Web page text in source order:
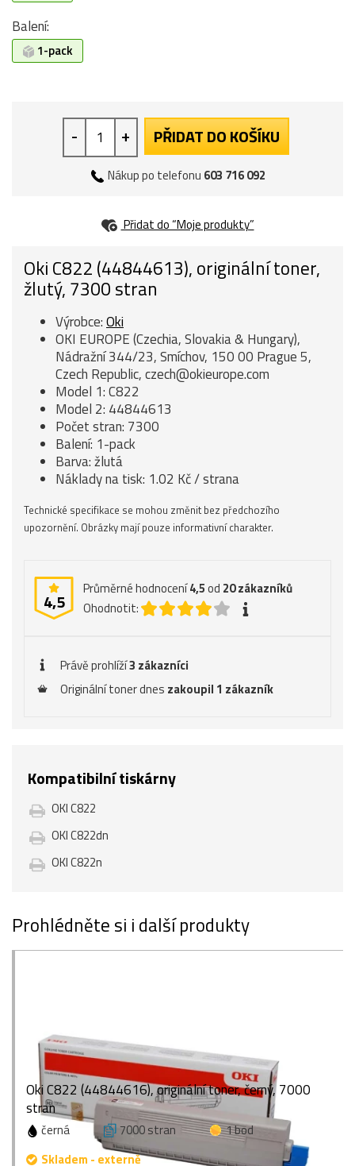
Balení:
1-pack
- + PŘIDAT DO KOŠÍKU
Nákup po telefonu 603 716 092
Přidat do “Moje produkty”
Oki C822 (44844613), originální toner,
žlutý, 7300 stran
Výrobce:Oki
OKI EUROPE (Czechia, Slovakia & Hungary),
Nádražní 344/23, Smíchov, 150 00 Prague 5,
Czech Republic, czech@okieurope.com
Model 1: C822
Model 2: 44844613
Počet stran: 7300
Balení: 1-pack
Barva: žlutá
Náklady na tisk: 1.02 Kč / strana
Technické specifikace se mohou změnit bez předchozího
upozornění. Obrázky mají pouze informativní charakter.
4,5
Průměrné hodnocení4,5od 20zákazníků
Ohodnotit:
Právě prohlíží3 zákazníci
Originální toner dnes zakoupil 1 zákazník
Kompatibilní tiskárny
OKI C822
OKI C822dn
OKI C822n
Prohlédněte si i další produkty
Oki C822 (44844616), originální toner, černý, 7000
stran
černá 7000 stran
1 bod
Skladem - externě